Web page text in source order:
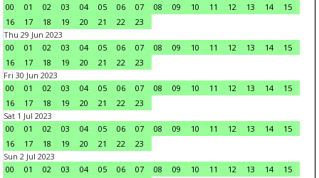
00
01 02 03 04 05 06 07 08 09 10 11 12 13 14
15
16
17 18 19 20 21 22
23
Thu 29 Jun 2023
00
01 02 03 04 05 06 07 08 09 10 11 12 13 14
15
16
17 18 19 20 21 22
23
Fri 30 Jun 2023
00
01 02 03 04 05 06 07 08 09 10 11 12 13 14
15
16
17 18 19 20 21 22
23
Sat 1 Jul 2023
00
01 02 03 04 05 06 07 08 09 10 11 12 13 14
15
16
17 18 19 20 21 22
23
Sun 2 Jul 2023
00
01 02 03 04 05 06 07 08 09 10 11 12 13 14
15